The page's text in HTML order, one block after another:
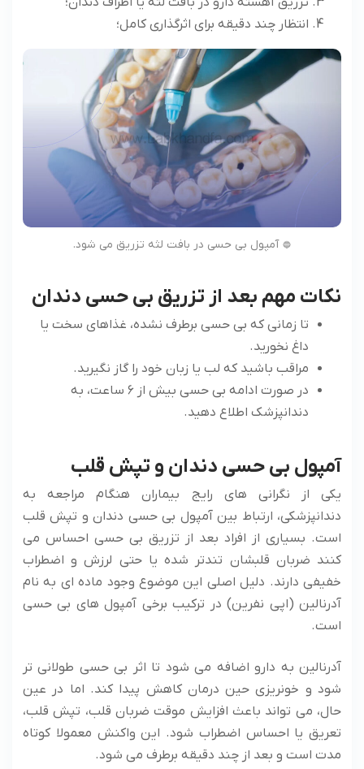
انتظار چند دقیقه برای اثرگذاری کامل؛
آمپول بی حسی در بافت لثه تزریق می شود.
نکات مهم بعد از تزریق بی حسی دندان
تا زمانی که بی حسی برطرف نشده، غذاهای سخت یا
داغ نخورید.
مراقب باشید که لب یا زبان خود را گاز نگیرید.
در صورت ادامه بی حسی بیش از ۶ ساعت، به
دندانپزشک اطلاع دهید.
آمپول بی حسی دندان و تپش قلب
یکی از نگرانی‌ های رایج بیماران هنگام مراجعه به
دندانپزشکی، ارتباط بین آمپول بی حسی دندان و تپش قلب
است. بسیاری از افراد بعد از تزریق بی حسی احساس می
‌کنند ضربان قلبشان تندتر شده یا حتی لرزش و اضطراب
خفیفی دارند. دلیل اصلی این موضوع وجود ماده ‌ای به نام
آدرنالین (اپی ‌نفرین) در ترکیب برخی آمپول ‌های بی حسی
است.
آدرنالین به دارو اضافه می ‌شود تا اثر بی حسی طولانی ‌تر
شود و خونریزی حین درمان کاهش پیدا کند. اما در عین
حال، می ‌تواند باعث افزایش موقت ضربان قلب، تپش قلب،
تعریق یا احساس اضطراب شود. این واکنش معمولا کوتاه‌
مدت است و بعد از چند دقیقه برطرف می ‌شود.